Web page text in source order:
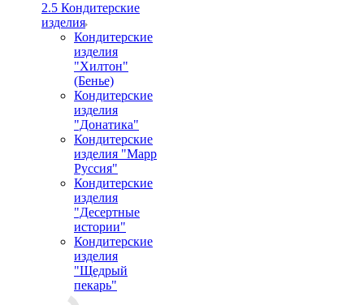
2.5 Кондитерские
изделия
Кондитерские
изделия
"Хилтон"
(Бенье)
Кондитерские
изделия
"Донатика"
Кондитерские
изделия "Марр
Руссия"
Кондитерские
изделия
"Десертные
истории"
Кондитерские
изделия
"Щедрый
пекарь"